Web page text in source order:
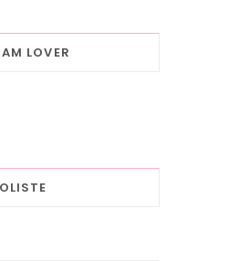
LOVER